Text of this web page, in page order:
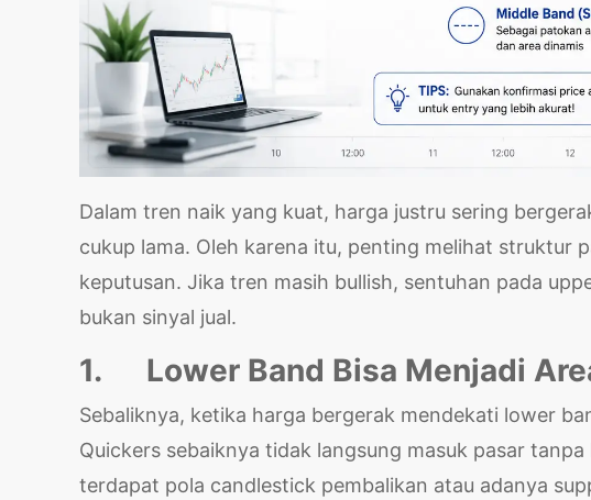
Dalam tren naik yang kuat, harga justru sering
cukup lama. Oleh karena itu, penting melihat struktur
keputusan. Jika tren masih bullish, sentuhan pada
bukan sinyal jual.
1. Lower Band Bisa Menjadi
Sebaliknya, ketika harga bergerak mendekati lower
Quickers sebaiknya tidak langsung masuk pasar
terdapat pola candlestick pembalikan atau adanya